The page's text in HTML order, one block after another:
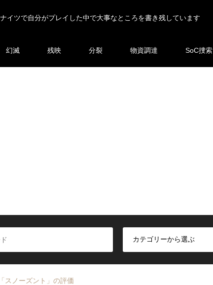
イツで自分がプレイした中で大事なところを書き残しています
幻滅 残映 分裂 物資調達 SoC捜索
スノーズント」の評価